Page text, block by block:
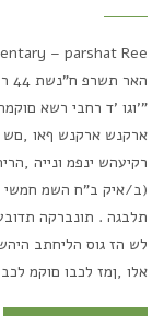
– parshat Ree
"'וגו 'ד רחבי רשא
ארקנש ארקנש ףאו ,םש
רקיעהש ינפמ ונייה
(ב/איק ב"ח השמ חמשי )
תלבגה . תונברקה
לש הז גוס הליחתב
אלו ,ןמז לכבו םוקמ